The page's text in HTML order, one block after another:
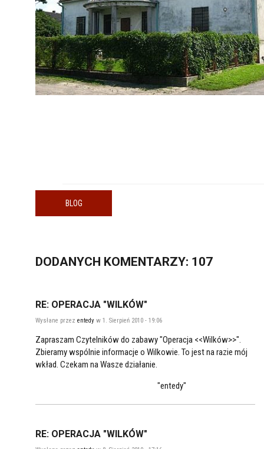
BLOG
DODANYCH KOMENTARZY: 107
RE: OPERACJA "WILKÓW"
Wysłane przez entedy w 1. Sierpień 2010 - 19:06
Zapraszam Czytelników do zabawy "Operacja <<Wilków>>".
Zbieramy wspólnie informacje o Wilkowie. To jest na razie mój
wkład. Czekam na Wasze działanie.
"entedy"
RE: OPERACJA "WILKÓW"